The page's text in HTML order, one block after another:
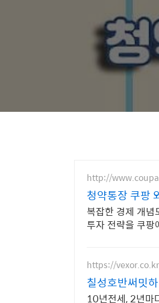
http://
청약통장 쿠팡
복잡한 경제 개념
투자 전략을 쿠팡
https://
칠성호반써밋
10년전세, 2년마